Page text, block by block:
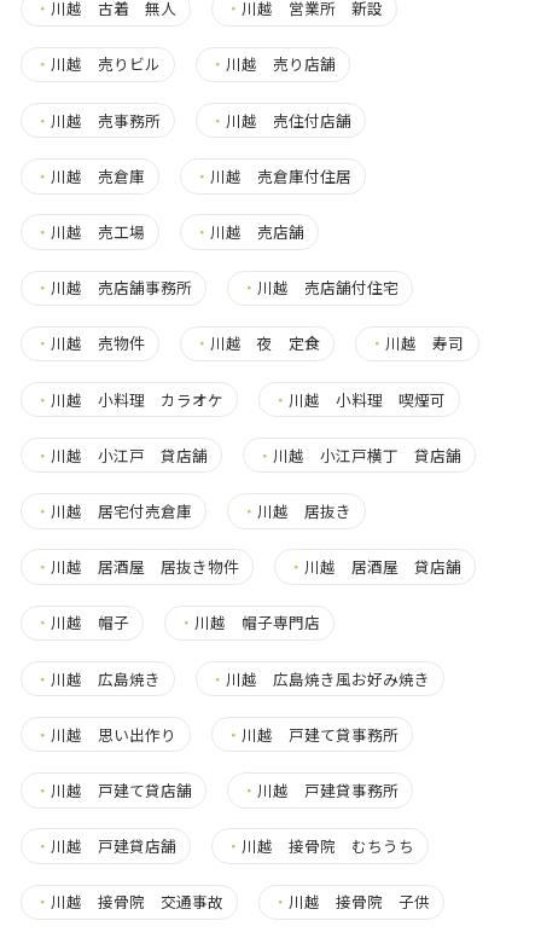
・ 川越 古着 無人 ・ 川越 営業所 新設
・ 川越 売りビル ・ 川越 売り店舗
・ 川越 売事務所 ・ 川越 売住付店舗
・ 川越 売倉庫 ・ 川越 売倉庫付住居
・ 川越 売工場 ・ 川越 売店舗
・ 川越 売店舗事務所 ・ 川越 売店舗付住宅
・ 川越 売物件 ・ 川越 夜 定食 ・ 川越 寿司
・ 川越 小料理 カラオケ ・ 川越 小料理 喫煙可
・ 川越 小江戸 貸店舗 ・ 川越 小江戸横丁 貸店舗
・ 川越 居宅付売倉庫 ・ 川越 居抜き
・ 川越 居酒屋 居抜き物件 ・ 川越 居酒屋 貸店舗
・ 川越 帽子 ・ 川越 帽子専門店
・ 川越 広島焼き ・ 川越 広島焼き風お好み焼き
・ 川越 思い出作り ・ 川越 戸建て貸事務所
・ 川越 戸建て貸店舗 ・ 川越 戸建貸事務所
・ 川越 戸建貸店舗 ・ 川越 接骨院 むちうち
・ 川越 接骨院 交通事故 ・ 川越 接骨院 子供